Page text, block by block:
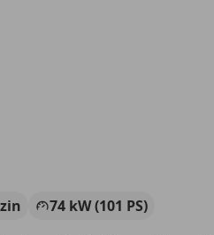
74 kW (101 PS)